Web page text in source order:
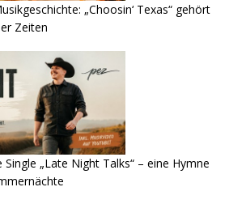
„Choosin‘ Texas“ gehört
Zeiten
„Late Night Talks“ – eine Hymne